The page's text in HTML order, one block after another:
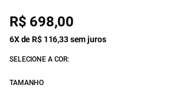
R$ 698,00
6X de R$ 116,33 sem juros
SELECIONE A COR:
TAMANHO